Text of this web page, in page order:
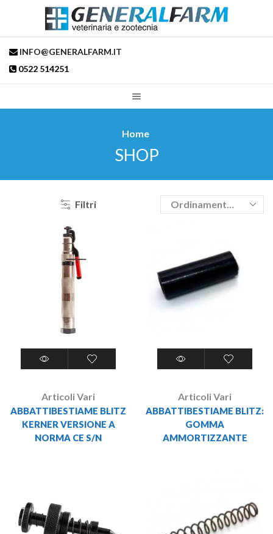
INFO@GENERALFARM.IT
0522 514251
Home
SHOP
Filtri
Articoli Vari
ABBATTIBESTIAME BLITZ
KERNER VERSIONE A
NORMA CE S/N
Articoli Vari
ABBATTIBESTIAME BLITZ:
GOMMA
AMMORTIZZANTE